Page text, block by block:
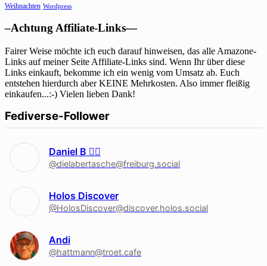
Weihnachten Wordpress
–Achtung Affiliate-Links—
Fairer Weise möchte ich euch darauf hinweisen, das alle Amazone-
Links auf meiner Seite Affiliate-Links sind. Wenn Ihr über diese
Links einkauft, bekomme ich ein wenig vom Umsatz ab. Euch
entstehen hierdurch aber KEINE Mehrkosten. Also immer fleißig
einkaufen...:-) Vielen lieben Dank!
Fediverse-Follower
Daniel B 🏳‍🌈
@dielabertasche@freiburg.social
Holos Discover
@HolosDiscover@discover.holos.social
Andi
@hattmann@troet.cafe